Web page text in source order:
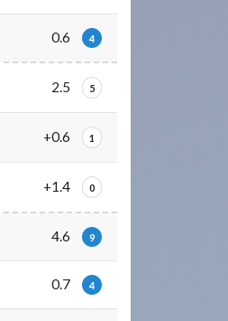
0.6 4
2.5 5
+0.6 1
+1.4 0
4.6 9
0.7 4